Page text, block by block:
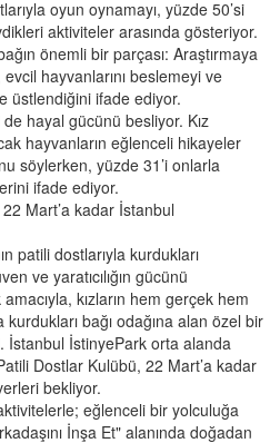
oyun oynamayı, yüzde 50’si
aktiviteler arasında gösteriyor.
önemli bir parçası: Araştırmaya
evcil hayvanlarını beslemeyi ve
üstlendiğini ifade ediyor.
hayal gücünü besliyor. Kız
hayvanların eğlenceli hikayeler
söylerken, yüzde 31’i onlarla
ifade ediyor.
Mart’a kadar İstanbul
patili dostlarıyla kurdukları
ve yaratıcılığın gücünü
kızların hem gerçek hem
bağı odağına alan özel bir
İstanbul İstinyePark orta alanda
Dostlar Kulübü, 22 Mart’a kadar
bekliyor.
eğlenceli bir yolculuğa
İnşa Et" alanında doğadan